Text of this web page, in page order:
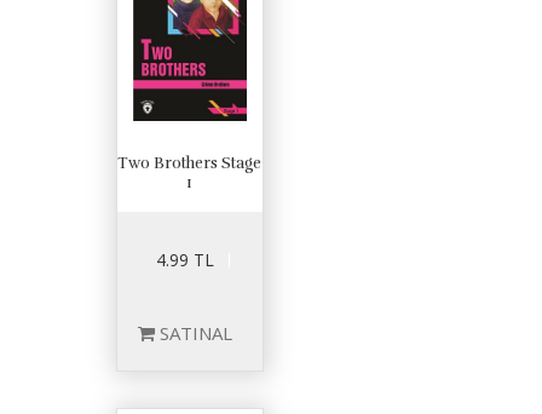
Two Brothers Stage
1
4.99 TL
SATINAL